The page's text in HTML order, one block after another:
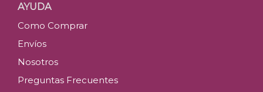
AYUDA
Como Comprar
Envíos
Nosotros
Preguntas Frecuentes